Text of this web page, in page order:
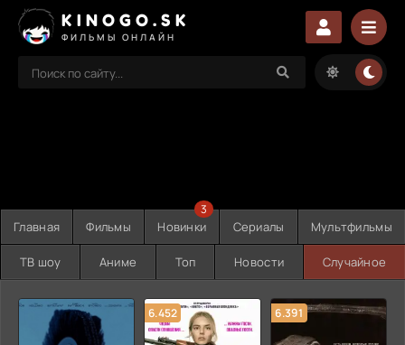
KINOGO.SK
ФИЛЬМЫ ОНЛАЙН
Главная Фильмы Новинки
3
Сериалы Мультфильмы
ТВ шоу Аниме Топ Новости Случайное
6.452 6.391